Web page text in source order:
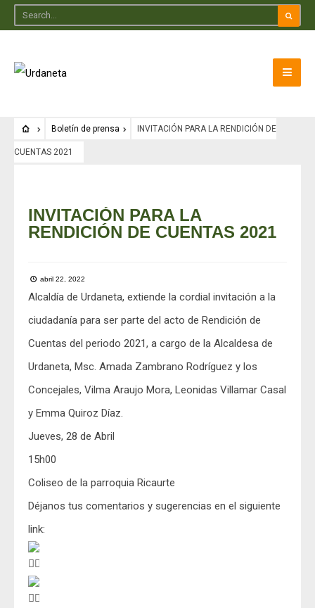
Boletín de prensa INVITACIÓN PARA LA RENDICIÓN DE
CUENTAS 2021
INVITACIÓN PARA LA
RENDICIÓN DE CUENTAS 2021
abril 22, 2022
Alcaldía de Urdaneta, extiende la cordial invitación a la
ciudadanía para ser parte del acto de Rendición de
Cuentas del periodo 2021, a cargo de la Alcaldesa de
Urdaneta, Msc. Amada Zambrano Rodríguez y los
Concejales, Vilma Araujo Mora, Leonidas Villamar Casal
y Emma Quiroz Díaz.
Jueves, 28 de Abril
15h00
Coliseo de la parroquia Ricaurte
Déjanos tus comentarios y sugerencias en el siguiente
link: